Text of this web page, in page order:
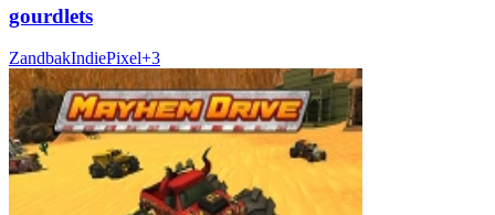
gourdlets
ZandbakIndiePixel+3